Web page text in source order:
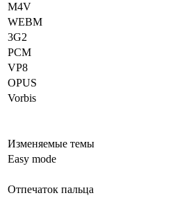
M4V
WEBM
3G2
PCM
VP8
OPUS
Vorbis
Изменяемые темы
Easy mode
Отпечаток пальца